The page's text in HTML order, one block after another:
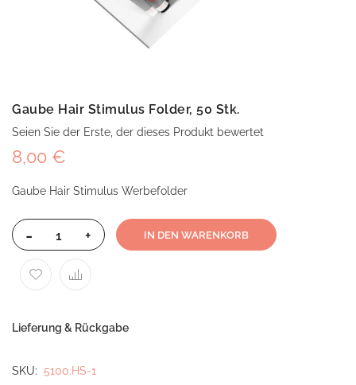
Gaube Hair Stimulus Folder, 50 Stk.
Seien Sie der Erste, der dieses Produkt bewertet
8,00 €
Gaube Hair Stimulus Werbefolder
- + IN DEN WARENKORB
Lieferung & Rückgabe
SKU 5100.HS-1